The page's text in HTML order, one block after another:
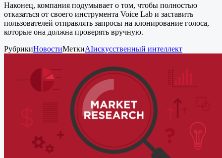
Наконец, компания подумывает о том, чтобы полностью
отказаться от своего инструмента Voice Lab и заставить
пользователей отправлять запросы на клонирование голоса,
которые она должна проверять вручную.
РубрикиНовостиМеткиAIискусственный интеллект